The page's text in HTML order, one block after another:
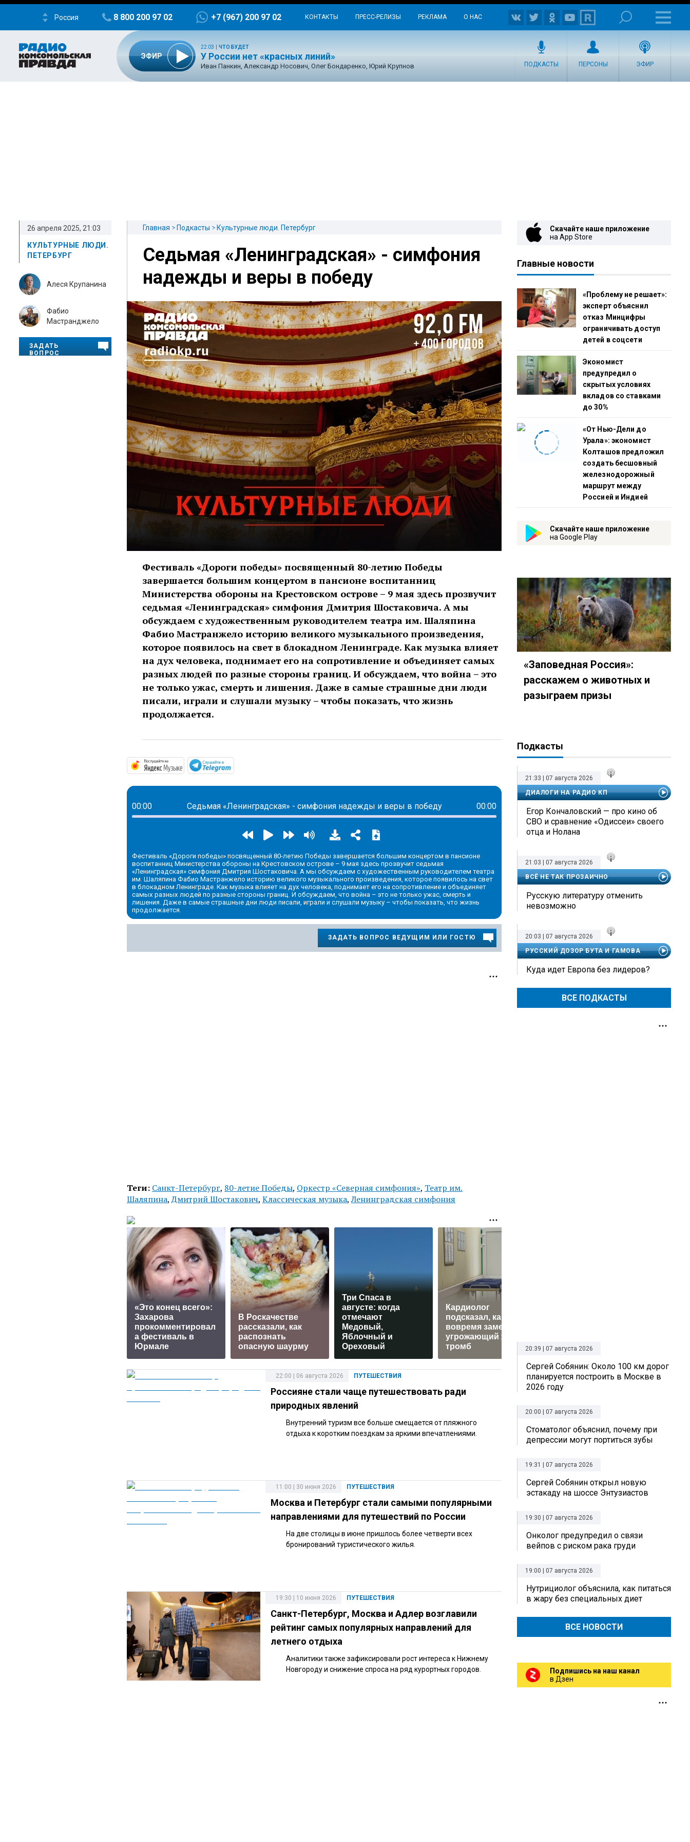
Россия 8 800 200 97 02 +7 (967) 200 97 02 КОНТАКТЫ ПРЕСС-РЕЛИЗЫ РЕКЛАМА О НАС
ЭФИР
22:03 ЧТО БУДЕТ
У России нет «красных линий»
Иван Панкин, Александр Носович, Олег Бондаренко, Юрий Крупнов ПОДКАСТЫ ПЕРСОНЫ ЭФИР
Главная Подкасты Культурные люди. Петербург
Седьмая «Ленинградская» - симфония
надежды и веры в победу
Фестиваль «Дороги победы» посвященный 80-летию Победы
завершается большим концертом в пансионе воспитанниц
Министерства обороны на Крестовском острове – 9 мая здесь прозвучит
седьмая «Ленинградская» симфония Дмитрия Шостаковича. А мы
обсуждаем с художественным руководителем театра им. Шаляпина
Фабио Мастранжело историю великого музыкального произведения,
которое появилось на свет в блокадном Ленинграде. Как музыка влияет
на дух человека, поднимает его на сопротивление и объединяет самых
разных людей по разные стороны границ. И обсуждаем, что война – это
не только ужас, смерть и лишения. Даже в самые страшные дни люди
писали, играли и слушали музыку – чтобы показать, что жизнь
продолжается.
https://music.yandex.ru/album/14467145
00:00 Седьмая «Ленинградская» - симфония надежды и веры в победу 00:00
Фестиваль «Дороги победы» посвященный 80-летию Победы завершается большим концертом в пансионе
воспитанниц Министерства обороны на Крестовском острове – 9 мая здесь прозвучит седьмая
«Ленинградская» симфония Дмитрия Шостаковича. А мы обсуждаем с художественным руководителем театра
им. Шаляпина Фабио Мастранжело историю великого музыкального произведения, которое появилось на свет
в блокадном Ленинграде. Как музыка влияет на дух человека, поднимает его на сопротивление и объединяет
самых разных людей по разные стороны границ. И обсуждаем, что война – это не только ужас, смерть и
лишения. Даже в самые страшные дни люди писали, играли и слушали музыку – чтобы показать, что жизнь
продолжается.
ЗАДАТЬ ВОПРОС ВЕДУЩИМ ИЛИ ГОСТЮ
26 апреля 2025, 21:03
КУЛЬТУРНЫЕ ЛЮДИ.
ПЕТЕРБУРГ
Алеся Крупанина
Фабио
Мастранджело
ЗАДАТЬ
ВОПРОС
Теги: Санкт-Петербург, 80-летие Победы, Оркестр «Северная симфония», Театр им.
Шаляпина,Дмитрий Шостакович, Классическая музыка,Ленинградская симфония
«Это конец всего»:
Захарова
прокомментировал
а фестиваль в
Юрмале
В Роскачестве
рассказали, как
распознать
опасную шаурму
Три Спаса в
августе: когда
отмечают
Медовый,
Яблочный и
Ореховый
Кардиолог
подсказал, как
вовремя заметить
угрожающий жизни
тромб
орденом
ПУТЕШЕСТВИЯ
22:00 | 06 августа 2026
Россияне стали чаще путешествовать ради
природных явлений
Внутренний туризм все больше смещается от пляжного
отдыха к коротким поездкам за яркими впечатлениями.
ПУТЕШЕСТВИЯ
11:00 | 30 июня 2026
Москва и Петербург стали самыми популярными
направлениями для путешествий по России
На две столицы в июне пришлось более четверти всех
бронирований туристического жилья.
ПУТЕШЕСТВИЯ
19:30 | 10 июня 2026
Санкт-Петербург, Москва и Адлер возглавили
рейтинг самых популярных направлений для
летнего отдыха
Аналитики также зафиксировали рост интереса к Нижнему
Новгороду и снижение спроса на ряд курортных городов.
Скачайте наше приложение
на App Store
Главные новости
«Проблему не решает»:
эксперт объяснил
отказ Минцифры
ограничивать доступ
детей в соцсети
Экономист
предупредил о
скрытых условиях
вкладов со ставками
до 30%
«От Нью-Дели до
Урала»: экономист
Колташов предложил
создать бесшовный
железнодорожный
маршрут между
Россией и Индией
Скачайте наше приложение
на Google Play
«Заповедная Россия»:
расскажем о животных и
разыграем призы
Подкасты
21:33 | 07 августа 2026
ДИАЛОГИ НА РАДИО КП
Егор Кончаловский — про кино об
СВО и сравнение «Одиссеи» своего
отца и Нолана
21:03 | 07 августа 2026
ВСЁ НЕ ТАК ПРОЗАИЧНО
Русскую литературу отменить
невозможно
20:03 | 07 августа 2026
РУССКИЙ ДОЗОР БУТА И ГАМОВА
Куда идет Европа без лидеров?
ВСЕ ПОДКАСТЫ
20:39 | 07 августа 2026
Сергей Собянин: Около 100 км дорог
планируется построить в Москве в
2026 году
20:00 | 07 августа 2026
Стоматолог объяснил, почему при
депрессии могут портиться зубы
19:31 | 07 августа 2026
Сергей Собянин открыл новую
эстакаду на шоссе Энтузиастов
19:30 | 07 августа 2026
Онколог предупредил о связи
вейпов с риском рака груди
19:00 | 07 августа 2026
Нутрициолог объяснила, как питаться
в жару без специальных диет
ВСЕ НОВОСТИ
Подпишись на наш канал
в Дзен